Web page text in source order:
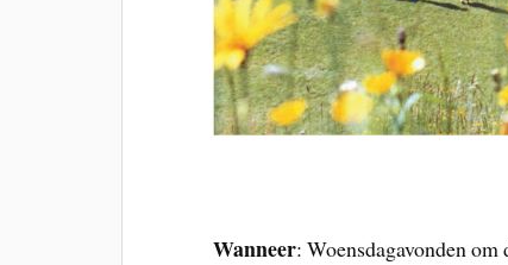
Wanneer: Woensdagavonden